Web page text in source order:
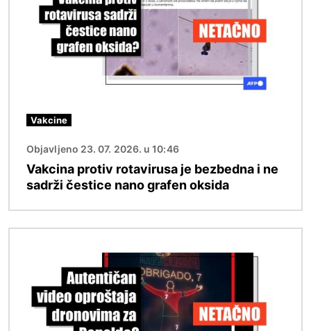
Vakcine
Objavljeno 23. 07. 2026. u 10:46
Vakcina protiv rotavirusa je bezbedna i ne
sadrži čestice nano grafen oksida